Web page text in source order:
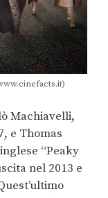
Machiavelli,
e Thomas
“Peaky
nel 2013 e